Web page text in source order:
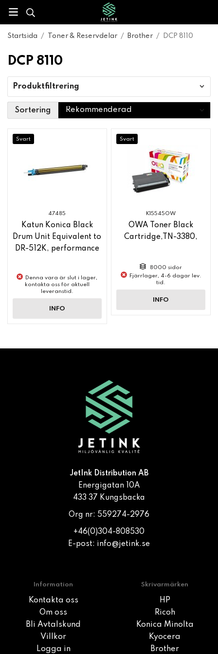
Startsida / Toner & Reservdelar / Brother / DCP 8110
DCP 8110
Produktfiltrering
Sortering
Svart
47485
Katun Konica Black
Drum Unit Equivalent to
DR-512K, performance
Denna vara är slut i lager,
kontakta oss för aktuell
leveranstid.
INFO
Svart
K15545OW
OWA Toner Black
Cartridge,TN-3380,
8000 sidor
Fjärrlager, 4-6 dagar lev.
tid.
INFO
JetInk Distribution AB
Energigatan 10A
433 37 Kungsbacka
Org nr: 559274-2976
+46(0)304-808530
E-post: info@jetink.se
Information
Kontakta oss
Om oss
Bli Avtalskund
Villkor
Logga in
Skrivarmärken
HP
Ricoh
Konica Minolta
Kyocera
Brother